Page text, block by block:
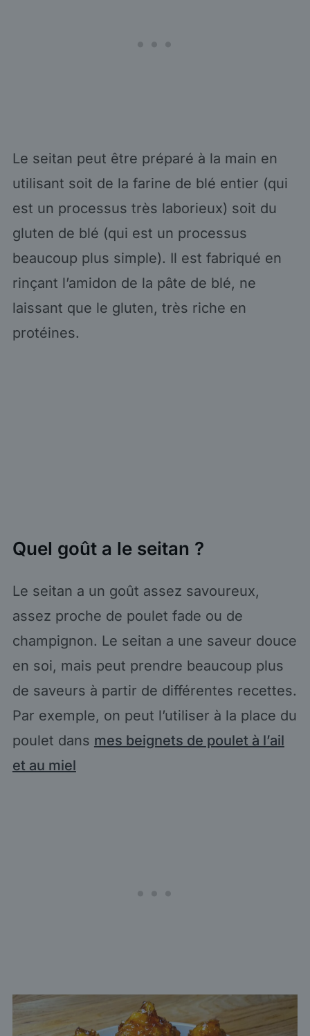
Le seitan peut être préparé à la main en
utilisant soit de la farine de blé entier (qui
est un processus très laborieux) soit du
gluten de blé (qui est un processus
beaucoup plus simple). Il est fabriqué en
rinçant l’amidon de la pâte de blé, ne
laissant que le gluten, très riche en
protéines.
Quel goût a le seitan ?
Le seitan a un goût assez savoureux,
assez proche de poulet fade ou de
champignon. Le seitan a une saveur douce
en soi, mais peut prendre beaucoup plus
de saveurs à partir de différentes recettes.
Par exemple, on peut l’utiliser à la place du
poulet dans mes beignets de poulet à l’ail
et au miel